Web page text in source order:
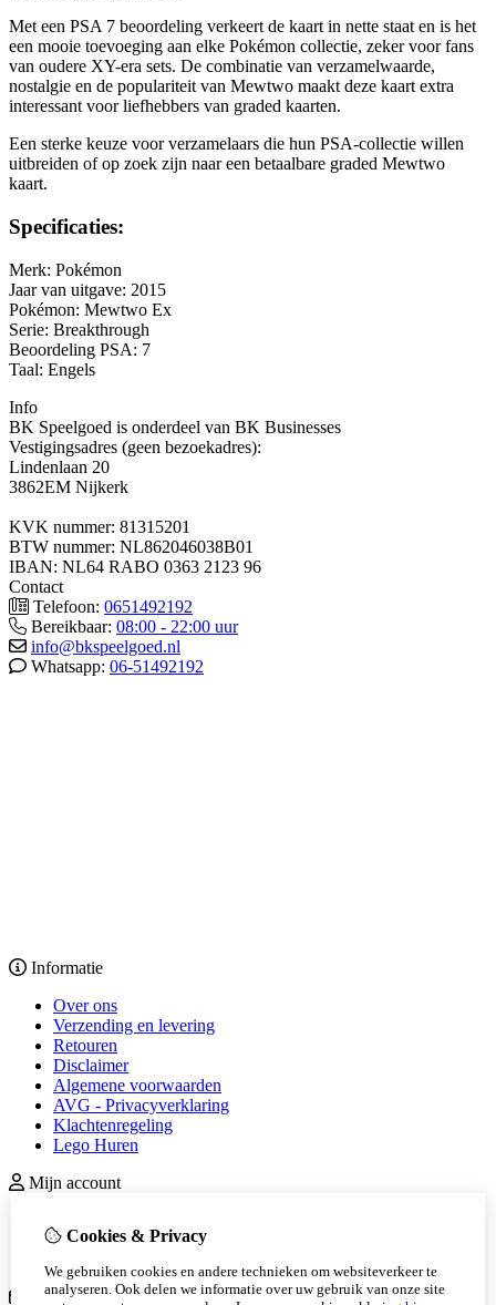
Met een PSA 7 beoordeling verkeert de kaart in nette staat en is het
een mooie toevoeging aan elke Pokémon collectie, zeker voor fans
van oudere XY-era sets. De combinatie van verzamelwaarde,
nostalgie en de populariteit van Mewtwo maakt deze kaart extra
interessant voor liefhebbers van graded kaarten.
Een sterke keuze voor verzamelaars die hun PSA-collectie willen
uitbreiden of op zoek zijn naar een betaalbare graded Mewtwo
kaart.
Specificaties:
Merk: Pokémon
Jaar van uitgave: 2015
Pokémon: Mewtwo Ex
Serie: Breakthrough
Beoordeling PSA: 7
Taal: Engels
Info
BK Speelgoed is onderdeel van BK Businesses
Vestigingsadres (geen bezoekadres):
Lindenlaan 20
3862EM Nijkerk
KVK nummer: 81315201
BTW nummer: NL862046038B01
IBAN: NL64 RABO 0363 2123 96
Contact
Telefoon: 0651492192
Bereikbaar: 08:00 - 22:00 uur
info@bkspeelgoed.nl
Whatsapp: 06-51492192
Informatie
Over ons
Verzending en levering
Retouren
Disclaimer
Algemene voorwaarden
AVG - Privacyverklaring
Klachtenregeling
Lego Huren
Mijn account
Bestelhistorie
Klantenservice
Cookies & Privacy
We gebruiken cookies en andere technieken om websiteverkeer te
analyseren. Ook delen we informatie over uw gebruik van onze site